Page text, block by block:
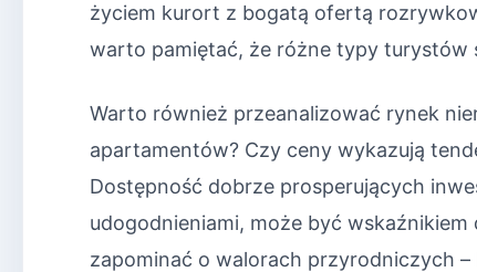
życiem kurort z bogatą ofertą
warto pamiętać, że różne typy turystów
Warto również przeanalizować rynek
apartamentów? Czy ceny wykazują
Dostępność dobrze prosperujących
udogodnieniami, może być
zapominać o walorach przyrodniczych